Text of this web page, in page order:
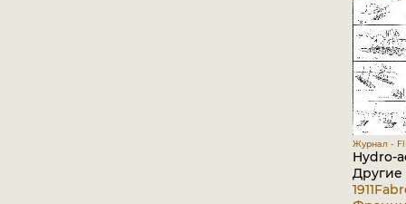
Журнал -
Hydro-
Другие
1911